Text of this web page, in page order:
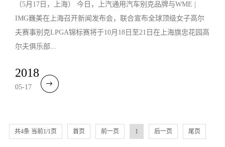
（5月17日，上海） 今日，上汽通用汽车别克品牌与WME |
IMG巍美在上海召开新闻发布会，联合宣布全球顶级女子高尔
夫赛事别克LPGA锦标赛将于10月18日至21日在上海旗忠花园高
尔夫俱乐部...
2018
05-17
共4条 当前1/1页 首页 前一页 1 后一页 尾页